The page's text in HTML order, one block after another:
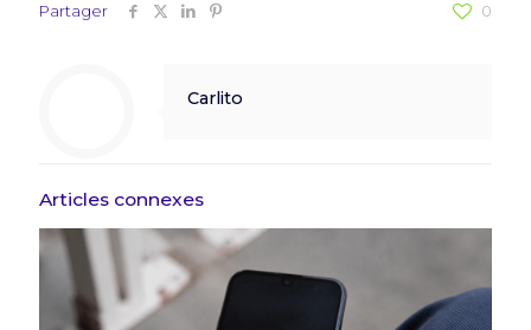
Partager 0
Carlito
Articles connexes